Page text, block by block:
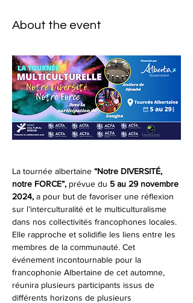
About the event
La tournée albertaine “Notre DIVERSITÉ,
notre FORCE”, prévue du 5 au 29 novembre
2024, a pour but de favoriser une réflexion
sur l’interculturalité et le multiculturalisme
dans nos collectivités francophones locales.
Elle rapproche et solidifie les liens entre les
membres de la communauté. Cet
événement incontournable pour la
francophonie Albertaine de cet automne,
réunira plusieurs participants issus de
différents horizons de plusieurs